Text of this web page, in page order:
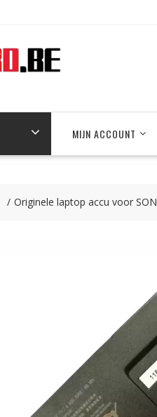
MIJN ACCOUNT
Originele laptop accu voor